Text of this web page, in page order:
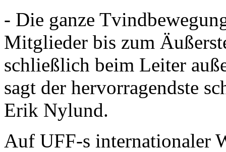
- Die ganze
Mitglieder bis zum
schließlich beim Leiter
sagt der hervorragendste
Erik Nylund.
Auf UFF-s internationaler